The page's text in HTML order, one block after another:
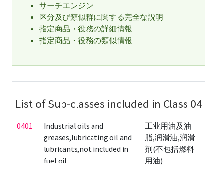
サーチエンジン
区分及び類似群に関する完全な説明
指定商品・役務の詳細情報
指定商品・役務の類似情報
List of Sub-classes included in Class 04
0401
Industrial oils and
greases,lubricating oil and
lubricants,not included in
fuel oil
工业用油及油
脂,润滑油,润滑
剂(不包括燃料
用油)